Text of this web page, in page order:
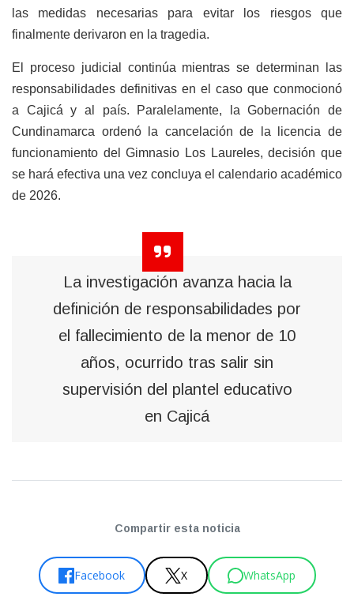
las medidas necesarias para evitar los riesgos que
finalmente derivaron en la tragedia.
El proceso judicial continúa mientras se determinan las
responsabilidades definitivas en el caso que conmocionó
a Cajicá y al país. Paralelamente, la Gobernación de
Cundinamarca ordenó la cancelación de la licencia de
funcionamiento del Gimnasio Los Laureles, decisión que
se hará efectiva una vez concluya el calendario académico
de 2026.
La investigación avanza hacia la
definición de responsabilidades por
el fallecimiento de la menor de 10
años, ocurrido tras salir sin
supervisión del plantel educativo
en Cajicá
Compartir esta noticia
Facebook X WhatsApp